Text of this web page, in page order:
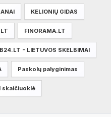
KELIONIŲ GIDAS
FINORAMA.LT
- LIETUVOS SKELBIMAI
Paskolų palyginimas
skaičiuoklė